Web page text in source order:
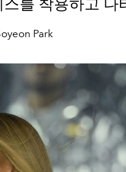
를 착용하고 나
Park